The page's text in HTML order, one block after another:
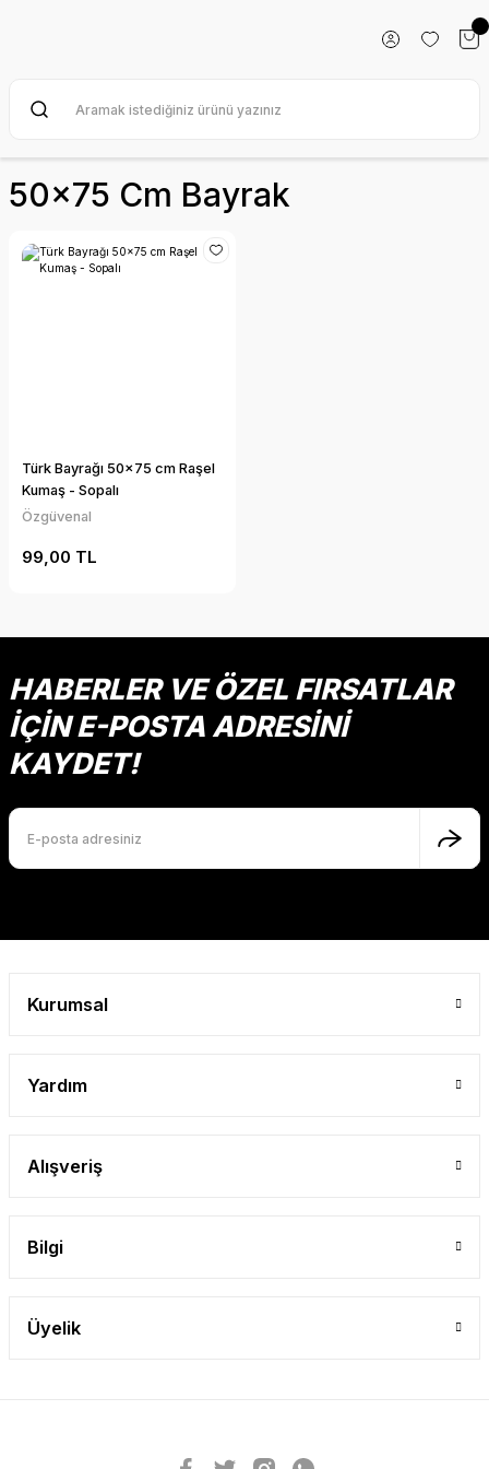
50x75 Cm Bayrak
Türk Bayrağı 50x75 cm Raşel
Kumaş - Sopalı
Özgüvenal
99,00 TL
HABERLER VE ÖZEL FIRSATLAR
İÇİN E-POSTA ADRESİNİ
KAYDET!
Kurumsal
Yardım
Alışveriş
Bilgi
Üyelik